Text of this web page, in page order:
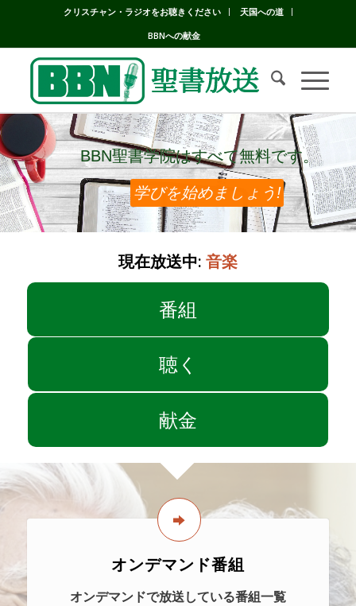
クリスチャン・ラジオをお聴きください
天国への道
BBNへの献金
BBN聖書学院はすべて無料です。
BBN聖書学院はすべて無料です。
学びを始めましょう!
現在放送中: 音楽
番組
聴く
献金
オンデマンド番組
オンデマンドで放送している番組一覧